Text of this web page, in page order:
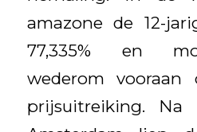
amazone de 12-
77,335% en
wederom
prijsuitreiking. Na